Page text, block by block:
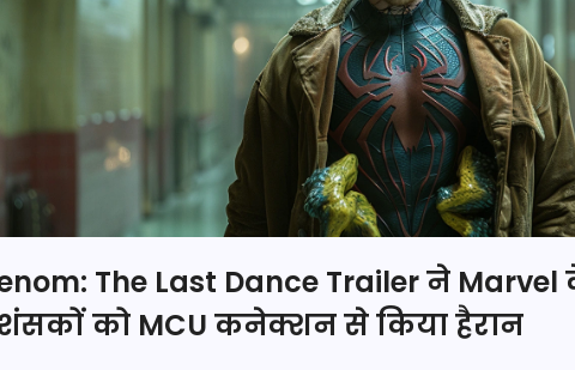
The Last Dance Trailer ने Marvel
को MCU कनेक्शन से किया हैरान